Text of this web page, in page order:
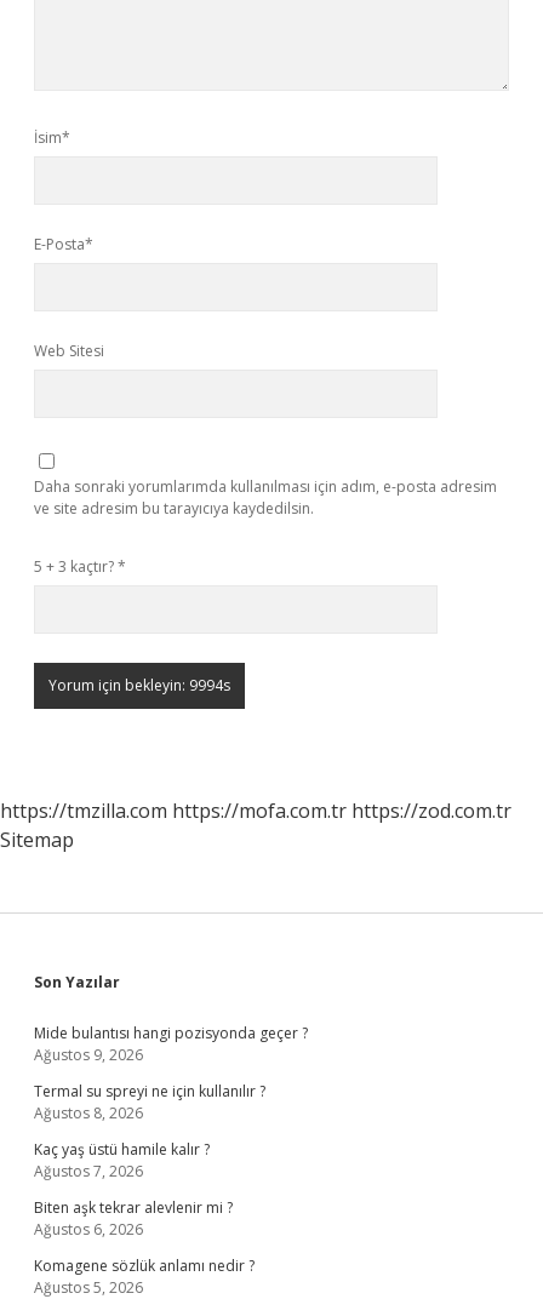
İsim*
E-Posta*
Web Sitesi
Daha sonraki yorumlarımda kullanılması için adım, e-posta adresim
ve site adresim bu tarayıcıya kaydedilsin.
5 + 3 kaçtır?*
https://tmzilla.com https://mofa.com.tr https://zod.com.tr
Sitemap
Sidebar
Son Yazılar
Mide bulantısı hangi pozisyonda geçer ?
Ağustos 9, 2026
Termal su spreyi ne için kullanılır ?
Ağustos 8, 2026
Kaç yaş üstü hamile kalır ?
Ağustos 7, 2026
Biten aşk tekrar alevlenir mi ?
Ağustos 6, 2026
Komagene sözlük anlamı nedir ?
Ağustos 5, 2026